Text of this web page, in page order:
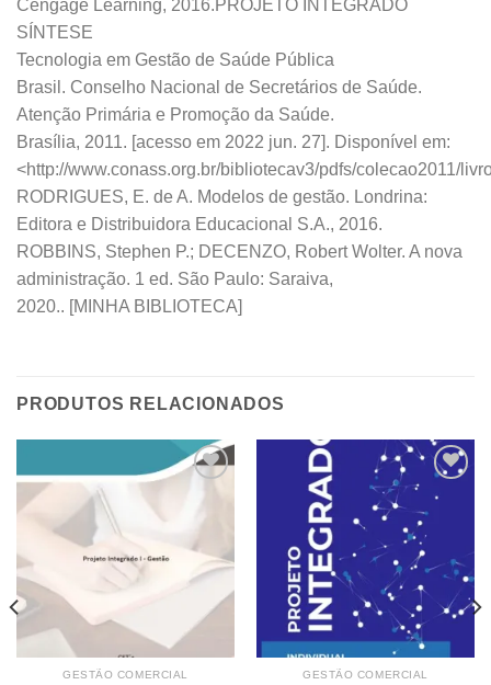
Cengage Learning, 2016.PROJETO INTEGRADO
SÍNTESE
Tecnologia em Gestão de Saúde Pública
Brasil. Conselho Nacional de Secretários de Saúde.
Atenção Primária e Promoção da Saúde.
Brasília, 2011. [acesso em 2022 jun. 27]. Disponível em:
<http://www.conass.org.br/bibliotecav3/pdfs/colecao2011/
RODRIGUES, E. de A. Modelos de gestão. Londrina:
Editora e Distribuidora Educacional S.A., 2016.
ROBBINS, Stephen P.; DECENZO, Robert Wolter. A nova
administração. 1 ed. São Paulo: Saraiva,
2020.. [MINHA BIBLIOTECA]
PRODUTOS RELACIONADOS
wishlist
GESTÃO COMERCIAL
Add to
wishlist
GESTÃO COMERCIAL